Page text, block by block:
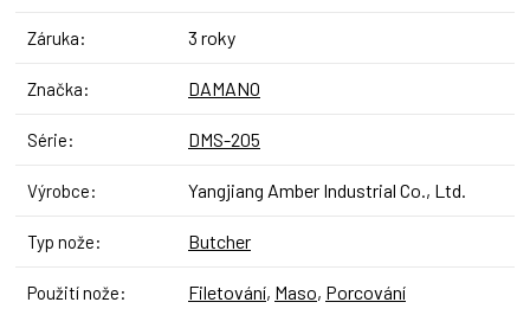
Záruka: 3 roky
Značka: DAMANO
Série: DMS-205
Výrobce: Yangjiang Amber Industrial Co., Ltd.
Typ nože: Butcher
Použití nože: Filetování, Maso, Porcování